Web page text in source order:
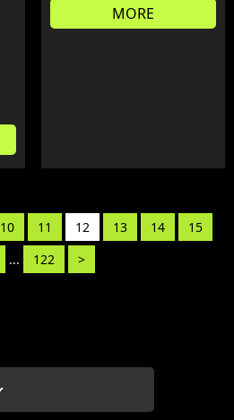
MORE
10 11 12 13 14
15
... 122 >